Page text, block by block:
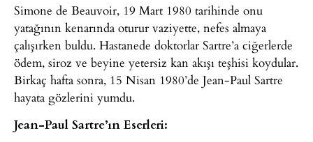
Simone de Beauvoir, 19 Mart 1980 tarihinde onu
yatağının kenarında oturur vaziyette, nefes almaya
çalışırken buldu. Hastanede doktorlar Sartre’a ciğerlerde
ödem, siroz ve beyine yetersiz kan akışı teşhisi koydular.
Birkaç hafta sonra, 15 Nisan 1980’de Jean-Paul Sartre
hayata gözlerini yumdu.
Jean-Paul Sartre’ın Eserleri: